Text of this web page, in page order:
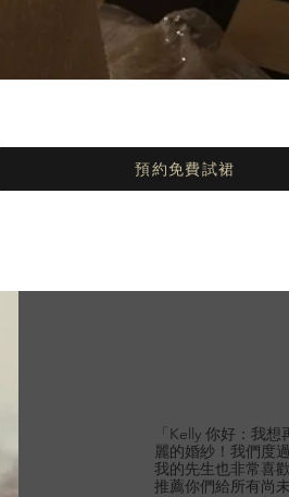
預約免費試裙
「Kelly 你好：我
麗的婚紗！我們度
我的先生也非常喜
推薦你們給所有尚